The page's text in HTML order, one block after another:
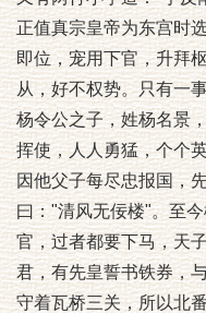
正值真宗皇帝为东宫时
即位，宠用下官，升拜
从，好不权势。只有一
杨令公之子，姓杨名景
挥使，人人勇猛，个个
因他父子每尽忠报国，
曰："清风无佞楼"。至
官，过者都要下马，天
君，有先皇誓书铁券，
守着瓦桥三关，所以北